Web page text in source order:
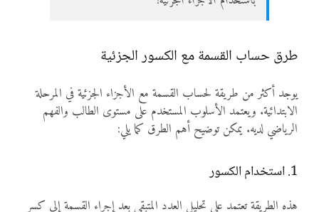
طرق حساب القسمة مع الكسور الجزئية
يوجد أكثر من طريقة لحساب القسمة مع الأجزاء الجزئية في المرحلة
الابتدائية. ويعتمد الأسلوب المستخدم على مستوى الطالب والفهم
الرياضي لديه. يمكن توضيح أهم الطرق كما يلي:
1. استخدام الكسور
هذه الطريقة تعتمد على تحليل العدد المتبقي بعد إجراء القسمة إلى كسر